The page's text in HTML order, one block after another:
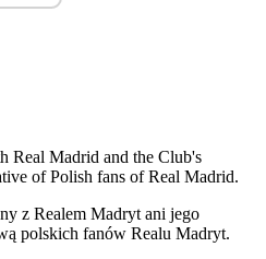
Real Madrid and the Club's
of Polish fans of Real Madrid.
z Realem Madryt ani jego
polskich fanów Realu Madryt.